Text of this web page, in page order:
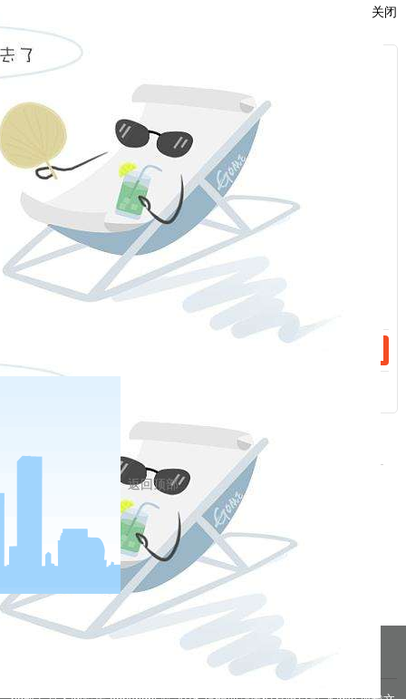
头，一旦资金链断裂，高额利息无法兑付，本金也难以追回。
2、资金安全无法保障
机构或企业超出可持续盈利水平承诺还本付息，以高额利息为
诱饵骗取老年人钱财。大量来自社会公众的资金难以得到有效监
管，由发起机构控制，存在转移资金、卷款跑路的风险。
3、养老需求无法满足
机构或企业以欺诈、诱骗的方式，骗取老年人信任，向老年人
承诺高端养老服务或者销售养老产品，往往无法达到预期效果，
老年人的养老需求无法得到有效满足。
请广大老年人和家属提高警惕，增强风险防范意识和识别能
索，可积极向有关部门举报。
以案说法 共筑反洗钱“防线”之一
2023-12-29
反洗钱知识26问之二
pa凯发真人网娱乐的友情链接： | |
关闭
：
：
返回顶部